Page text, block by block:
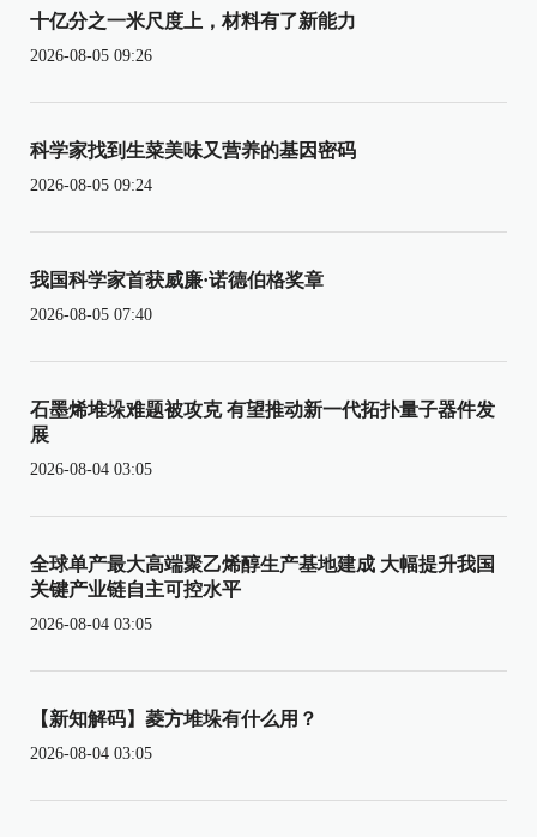
十亿分之一米尺度上，材料有了新能力
2026-08-05 09:26
科学家找到生菜美味又营养的基因密码
2026-08-05 09:24
我国科学家首获威廉·诺德伯格奖章
2026-08-05 07:40
石墨烯堆垛难题被攻克 有望推动新一代拓扑量子器件发
展
2026-08-04 03:05
全球单产最大高端聚乙烯醇生产基地建成 大幅提升我国
关键产业链自主可控水平
2026-08-04 03:05
【新知解码】菱方堆垛有什么用？
2026-08-04 03:05